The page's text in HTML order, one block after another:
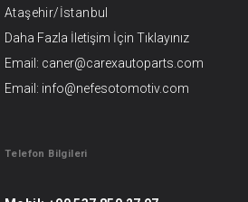
Ataşehir/İstanbul
Daha Fazla İletişim İçin Tıklayınız
Email: caner@carexautoparts.com
Email: info@nefesotomotiv.com
Telefon Bilgileri